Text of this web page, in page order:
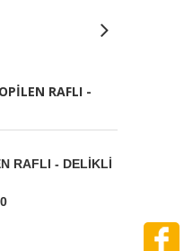
RAFLI -
RAFLI - DELİKLİ